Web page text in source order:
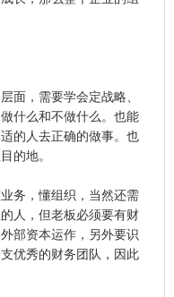
面，需要学会定战略、
什么和不做什么。也能
的人去正确的做事。也
的地。
务，懂组织，当然还需
人，但老板必须要有财
部资本运作，另外要识
优秀的财务团队，因此